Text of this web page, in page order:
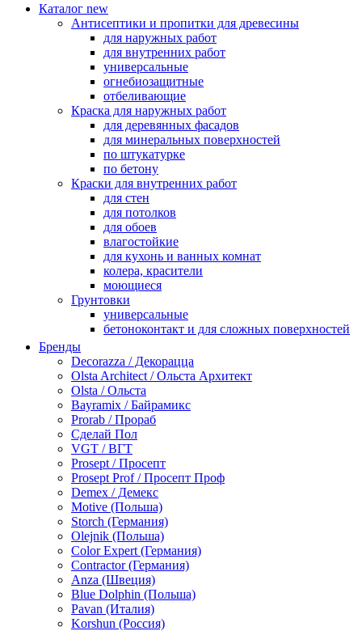
Каталог new
Антисептики и пропитки для древесины
для наружных работ
для внутренних работ
универсальные
огнебиозащитные
отбеливающие
Краска для наружных работ
для деревянных фасадов
для минеральных поверхностей
по штукатурке
по бетону
Краски для внутренних работ
для стен
для потолков
для обоев
влагостойкие
для кухонь и ванных комнат
колера, красители
моющиеся
Грунтовки
универсальные
бетоноконтакт и для сложных поверхностей
по металлу
антикорозийные
под декоративные штукатурки
для гипсокартона
под штукатурку
Герметик
акриловые
силиконовые универсальные, нейтральные
силиконовые санитарные (антигрибковые)
шовные для срубов
для кровли
для каминов
полиуретановые
Декоративные штукатурки и краски
краски для декора, патина
мокрый шелк
венецианские (эффект мрамора)
песок (эффект песчаных вихрей)
декоративная шпаклевка
Бренды
Decorazza / Декорацца
Olsta Architect / Ольста Архитект
Olsta / Ольста
Bayramix / Байрамикс
Prorab / Прораб
Сделай Пол
VGT / ВГТ
Prosept / Просепт
Prosept Prof / Просепт Проф
Demex / Демекс
Motive (Польша)
Storch (Германия)
Olejnik (Польша)
Color Expert (Германия)
Contractor (Германия)
Anza (Швеция)
Blue Dolphin (Польша)
Pavan (Италия)
Korshun (Россия)